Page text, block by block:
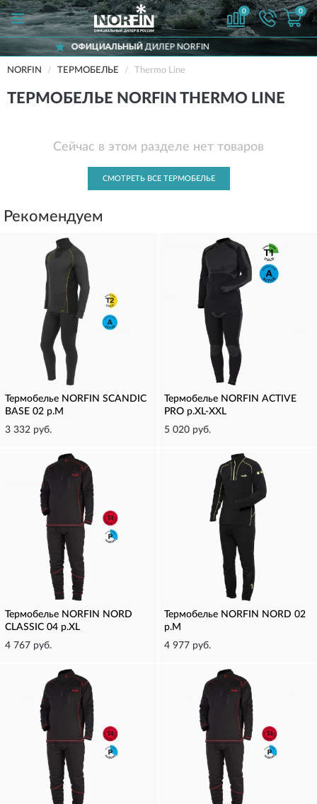
0 0
ДИЛЕР NORFIN
NORFIN ТЕРМОБЕЛЬЕ Thermo Line
ТЕРМОБЕЛЬЕ NORFIN THERMO LINE
Сейчас в этом разделе нет товаров
СМОТРЕТЬ ВСЕ ТЕРМОБЕЛЬЕ
Рекомендуем
Термобелье NORFIN SCANDIC
BASE 02 р.M
3 332 руб.
Термобелье NORFIN ACTIVE
PRO р.XL-XXL
5 020 руб.
Термобелье NORFIN NORD
CLASSIC 04 р.XL
4 767 руб.
Термобелье NORFIN NORD 02
р.M
4 977 руб.